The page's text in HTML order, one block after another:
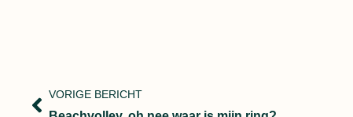
VORIGE BERICHT